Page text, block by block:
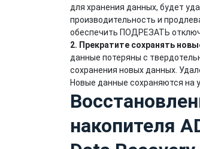
для хранения данных, будет
производительность и
обеспечить ПОДРЕЗАТЬ
2. Прекратите сохранять
данные потеряны с
сохранения новых данных.
Новые данные сохраняются на
накопителя